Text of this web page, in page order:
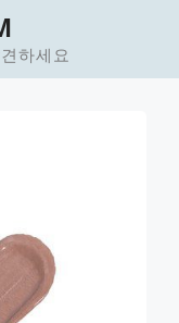
하세요